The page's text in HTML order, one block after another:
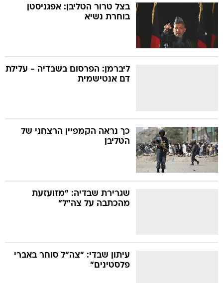
בצל טרור הטליבן: אפגניסטן
בוחרת נשיא
ליברמן: הפרסום בשבדיה - עלילת
דם אנטישמית
כך נראה הקמפיין הרצחני של
הטליבן
שגרירת שבדיה: "מזועזעת
מהכתבה על צה"ל"
עיתון שבדי: "צה"ל סוחר באברי
פלסטינים"